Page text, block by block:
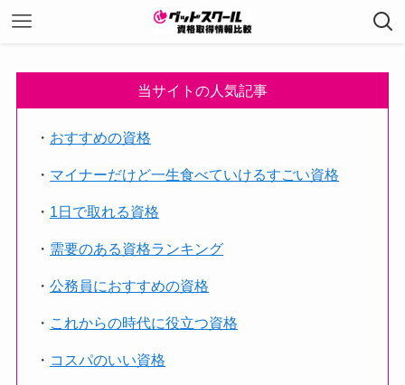
当サイトの人気記事
・ おすすめの資格
・ マイナーだけど一生食べていけるすごい資格
・ 1日で取れる資格
・ 需要のある資格ランキング
・公務員におすすめの資格
・ これからの時代に役立つ資格
・ コスパのいい資格